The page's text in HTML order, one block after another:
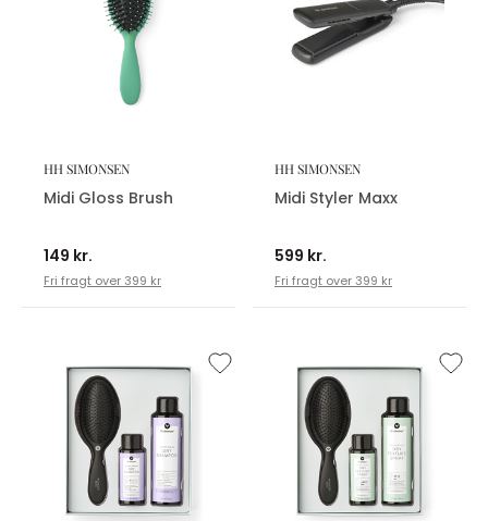
HH SIMONSEN
Midi Gloss Brush
149 kr.
Fri fragt over 399 kr
HH SIMONSEN
Midi Styler Maxx
599 kr.
Fri fragt over 399 kr